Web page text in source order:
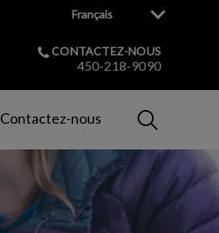
Français
CONTACTEZ-NOUS
450-218-9090
Contactez-nous
Envoyer